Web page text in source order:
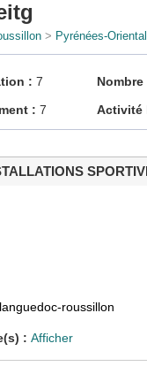
> Pyrénées-
: 7
: 7
Activité
languedoc-roussillon
: Afficher